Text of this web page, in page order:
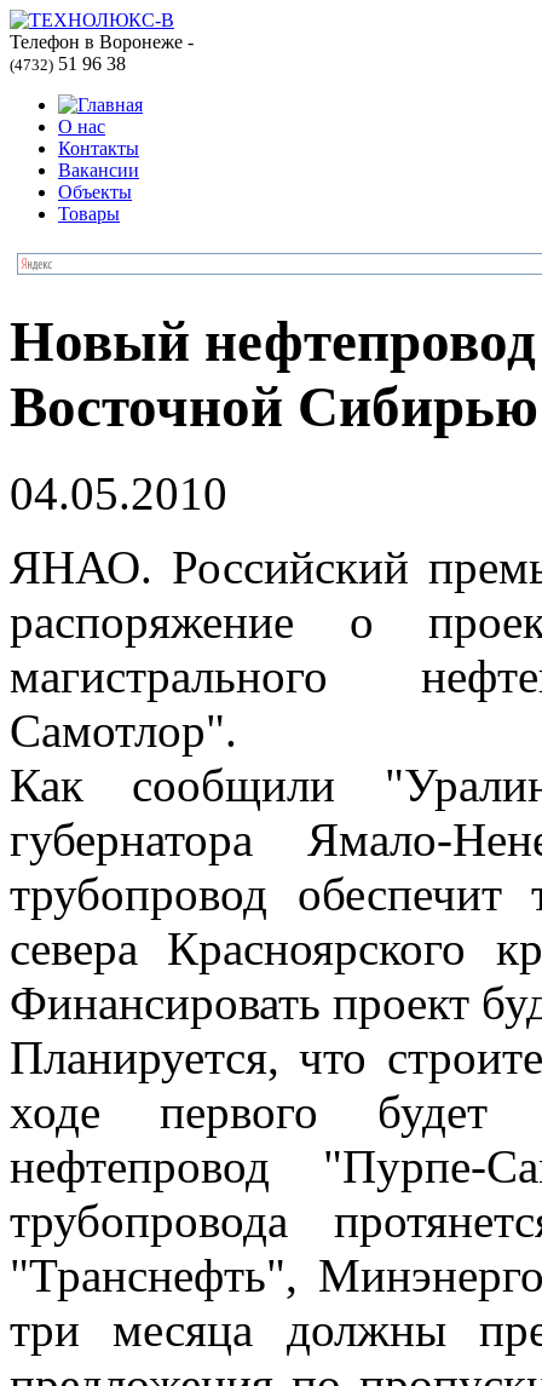
Телефон в Воронеже -
(4732) 51 96 38
О нас
Контакты
Вакансии
Объекты
Товары
Новый нефтепровод
Восточной Сибирью
04.05.2010
ЯНАО. Российский
распоряжение о
магистрального
Самотлор".
Как сообщили
губернатора Ямало-
трубопровод
севера Красноярского
Финансировать проект
Планируется, что
ходе первого будет
нефтепровод "Пурпе-
трубопровода
"Транснефть",
три месяца должны